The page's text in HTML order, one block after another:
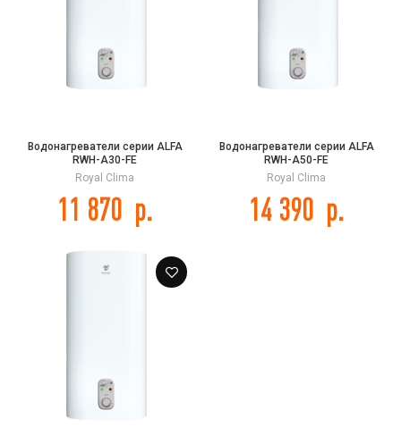
Водонагреватели серии ALFA
RWH-A30-FE
Royal Clima
11 870 р.
Водонагреватели серии ALFA
RWH-A50-FE
Royal Clima
14 390 р.